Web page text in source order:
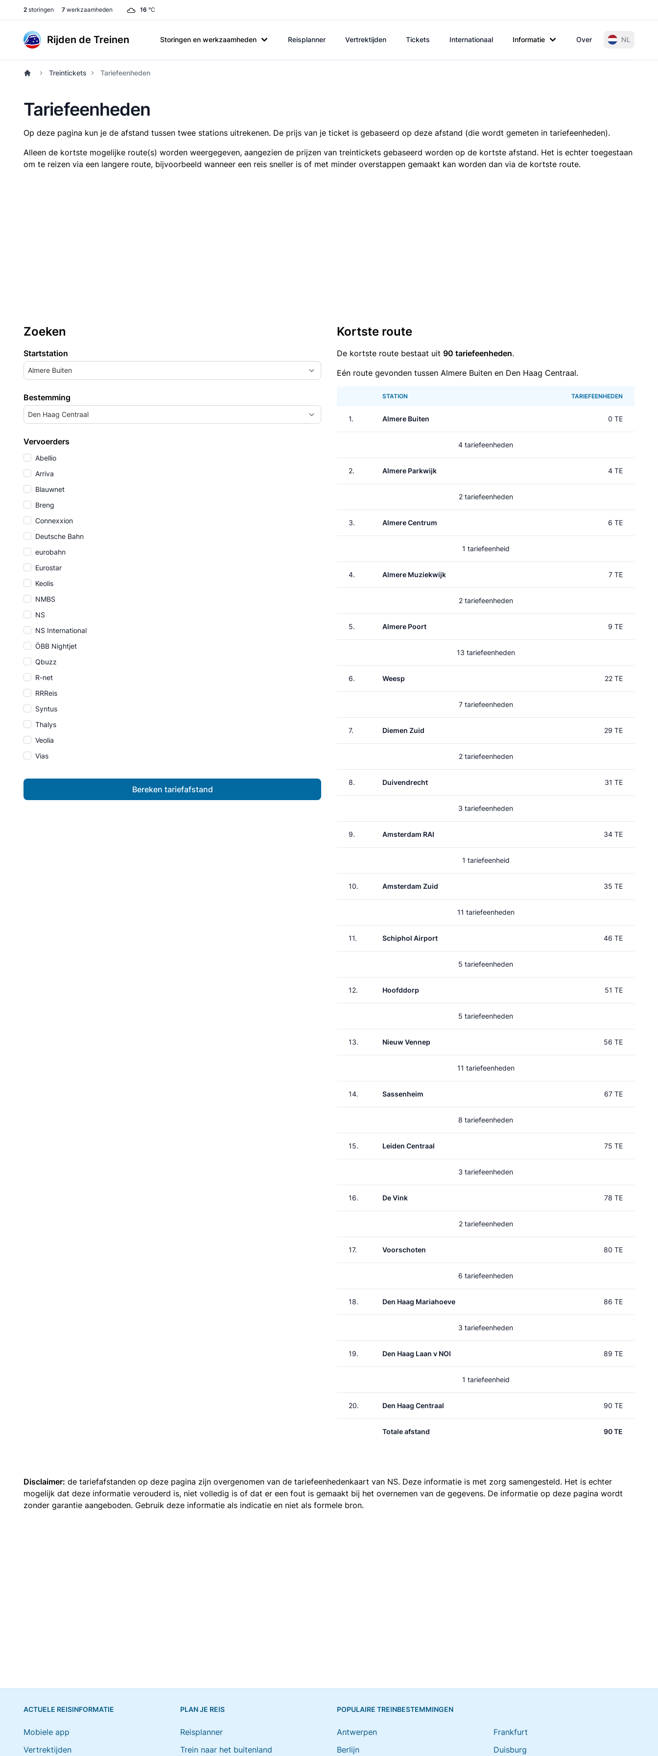
2 storingen 7 werkzaamheden 16 °C
Rijden de Treinen Storingen en werkzaamheden Reisplanner Vertrektijden Tickets Internationaal Informatie Over NL
Treintickets Tariefeenheden
Tariefeenheden
Op deze pagina kun je de afstand tussen twee stations uitrekenen. De prijs van je ticket is gebaseerd op deze afstand (die wordt gemeten in tariefeenheden).
Alleen de kortste mogelijke route(s) worden weergegeven, aangezien de prijzen van treintickets gebaseerd worden op de kortste afstand. Het is echter toegestaan
om te reizen via een langere route, bijvoorbeeld wanneer een reis sneller is of met minder overstappen gemaakt kan worden dan via de kortste route.
Zoeken
Startstation
Almere Buiten
Bestemming
Den Haag Centraal
Vervoerders
Abellio
Arriva
Blauwnet
Breng
Connexxion
Deutsche Bahn
eurobahn
Eurostar
Keolis
NMBS
NS
NS International
ÖBB Nightjet
Qbuzz
R-net
RRReis
Syntus
Thalys
Veolia
Vias
Bereken tariefafstand
Kortste route
De kortste route bestaat uit 90 tariefeenheden.
Eén route gevonden tussen Almere Buiten en Den Haag Centraal.
STATION TARIEFEENHEDEN
1. Almere Buiten 0 TE
4 tariefeenheden
2. Almere Parkwijk 4 TE
2 tariefeenheden
3. Almere Centrum 6 TE
1 tariefeenheid
4. Almere Muziekwijk 7 TE
2 tariefeenheden
5. Almere Poort 9 TE
13 tariefeenheden
6. Weesp 22 TE
7 tariefeenheden
7. Diemen Zuid 29 TE
2 tariefeenheden
8. Duivendrecht 31 TE
3 tariefeenheden
9. Amsterdam RAI 34 TE
1 tariefeenheid
10. Amsterdam Zuid 35 TE
11 tariefeenheden
11. Schiphol Airport 46 TE
5 tariefeenheden
12. Hoofddorp 51 TE
5 tariefeenheden
13. Nieuw Vennep 56 TE
11 tariefeenheden
14. Sassenheim 67 TE
8 tariefeenheden
15. Leiden Centraal 75 TE
3 tariefeenheden
16. De Vink 78 TE
2 tariefeenheden
17. Voorschoten 80 TE
6 tariefeenheden
18. Den Haag Mariahoeve 86 TE
3 tariefeenheden
19. Den Haag Laan v NOI 89 TE
1 tariefeenheid
20. Den Haag Centraal 90 TE
Totale afstand 90 TE
Disclaimer: de tariefafstanden op deze pagina zijn overgenomen van de tariefeenhedenkaart van NS. Deze informatie is met zorg samengesteld. Het is echter
mogelijk dat deze informatie verouderd is, niet volledig is of dat er een fout is gemaakt bij het overnemen van de gegevens. De informatie op deze pagina wordt
zonder garantie aangeboden. Gebruik deze informatie als indicatie en niet als formele bron.
ACTUELE REISINFORMATIE
Mobiele app
Vertrektijden
PLAN JE REIS
Reisplanner
Trein naar het buitenland
POPULAIRE TREINBESTEMMINGEN
Antwerpen
Berlijn
Frankfurt
Duisburg